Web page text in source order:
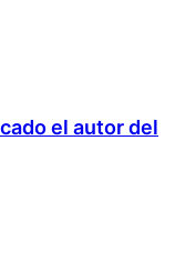
el autor del